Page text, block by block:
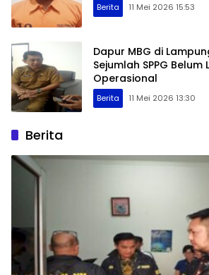
Berita 11 Mei 2026 15:53
Dapur MBG di
Sejumlah SPPG Belum
Operasional
Berita 11 Mei 2026 13:30
Berita